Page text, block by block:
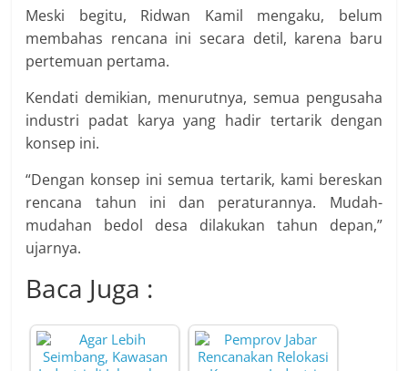
Meski begitu, Ridwan Kamil mengaku, belum
membahas rencana ini secara detil, karena baru
pertemuan pertama.
Kendati demikian, menurutnya, semua pengusaha
industri padat karya yang hadir tertarik dengan
konsep ini.
“Dengan konsep ini semua tertarik, kami bereskan
rencana tahun ini dan peraturannya. Mudah-
mudahan bedol desa dilakukan tahun depan,”
ujarnya.
Baca Juga :